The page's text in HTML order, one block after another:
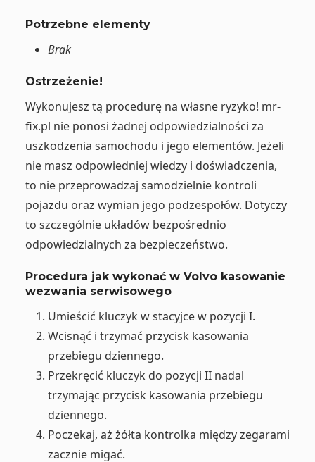
Potrzebne elementy
Brak
Ostrzeżenie!
Wykonujesz tą procedurę na własne ryzyko! mr-
fix.pl nie ponosi żadnej odpowiedzialności za
uszkodzenia samochodu i jego elementów. Jeżeli
nie masz odpowiedniej wiedzy i doświadczenia,
to nie przeprowadzaj samodzielnie kontroli
pojazdu oraz wymian jego podzespołów. Dotyczy
to szczególnie układów bezpośrednio
odpowiedzialnych za bezpieczeństwo.
Procedura jak wykonać w Volvo kasowanie
wezwania serwisowego
Umieścić kluczyk w stacyjce w pozycji I.
Wcisnąć i trzymać przycisk kasowania
przebiegu dziennego.
Przekręcić kluczyk do pozycji II nadal
trzymając przycisk kasowania przebiegu
dziennego.
Poczekaj, aż żółta kontrolka między zegarami
zacznie migać.